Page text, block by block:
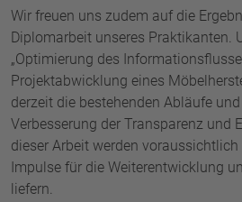
Wir freuen uns zudem auf die
Diplomarbeit unseres Praktikanten.
„Optimierung des
Projektabwicklung eines
derzeit die bestehenden Abläufe
Verbesserung der Transparenz und
dieser Arbeit werden
Impulse für die Weiterentwicklung
liefern.